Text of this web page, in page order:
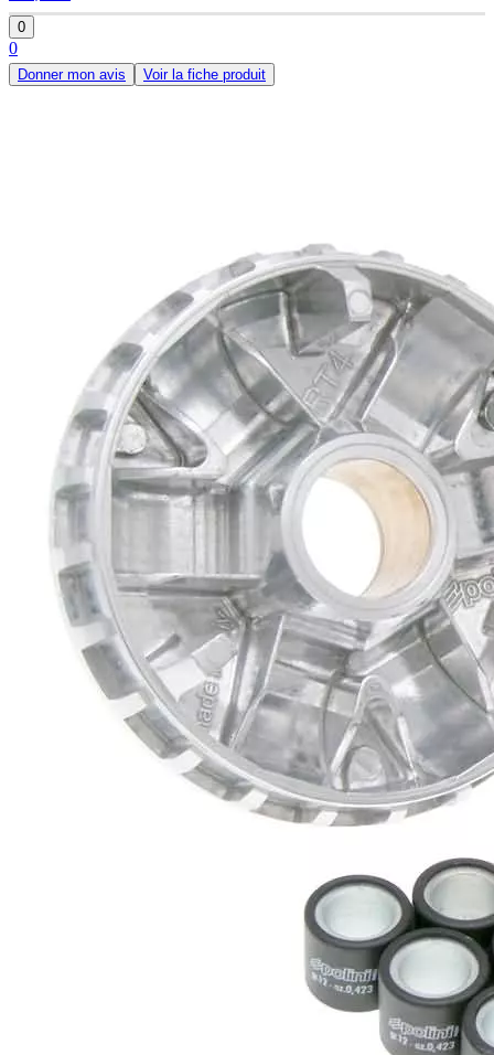
0
0
Donner mon avis Voir la fiche produit